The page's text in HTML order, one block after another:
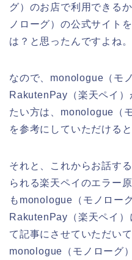
グ）のお店で利用できる
ノローグ）の公式サイト
は？と思ったんですよね。
なので、monologue（モ
RakutenPay（楽天ペイ
たい方は、monologue（
を参考にしていただけると
それと、これからお話す
られる楽天ペイのエラー
もmonologue（モノロー
RakutenPay（楽天ペイ
て記事にさせていただい
monologue（モノローグ